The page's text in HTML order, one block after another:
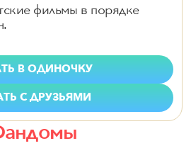
фильмы в порядке
В ОДИНОЧКУ
С ДРУЗЬЯМИ